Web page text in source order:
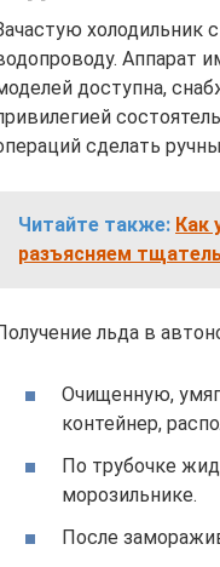
холодильник
Аппарат
доступна,
сделать
Читайте также: Как
разъясняем
льда в
Очищенную,
контейнер,
По трубочке
морозильнике.
После